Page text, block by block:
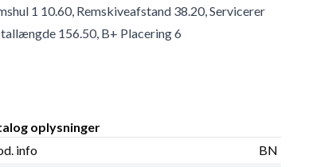
1 10.60, Remskiveafstand 38.20, Servicerer
156.50, B+ Placering 6
oplysninger
info
BN